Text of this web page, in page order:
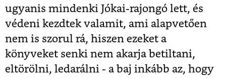
ugyanis mindenki Jókai-rajongó lett, és
védeni kezdtek valamit, ami alapvetően
nem is szorul rá, hiszen ezeket a
könyveket senki nem akarja betiltani,
eltörölni, ledarálni - a baj inkább az, hogy